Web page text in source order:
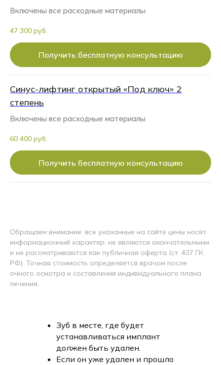
Включены все расходные материалы
47 300 руб.
Получить бесплатную консультацию
Синус-лифтинг открытый «Под ключ» 2
степень
Включены все расходные материалы
60 400 руб.
Получить бесплатную консультацию
Обращаем внимание: все указанные на сайте цены носят
информационный характер, не являются окончательными
и не рассматриваются как публичная оферта (ст. 437 ГК
РФ). Точная стоимость определяется врачом после
очного осмотра и составления индивидуального плана
лечения.
Зуб в месте, где будет
устанавливаться имплант
должен быть удален.
Если он уже удален и прошло